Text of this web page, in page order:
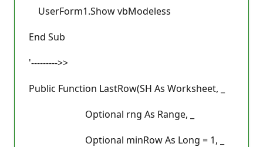
UserForm1.Show vbModeless
End Sub
'--------->>
Public Function LastRow(SH As Worksheet, _
Optional rng As Range, _
Optional minRow As Long = 1, _